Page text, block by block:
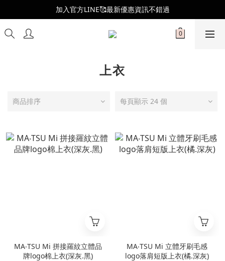
全新會員制度更新👑
加入官方LINE🥰最新優惠資訊不錯過
全新會員制度更新👑
上衣
商品排序 每頁顯示 24 個
MA‧TSU Mi 拼接羅紋立體品
牌logo棉上衣(深灰.黑)
MA‧TSU Mi 立體牙刷毛感
logo落肩短版上衣(橘.深灰)